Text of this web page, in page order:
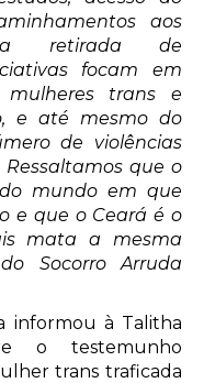
aos
retirada de
focam em
trans e
e até mesmo do
de violências
que o
mundo em que
e que o Ceará é o
mata a mesma
Socorro Arruda
informou à Talitha
o testemunho
trans traficada